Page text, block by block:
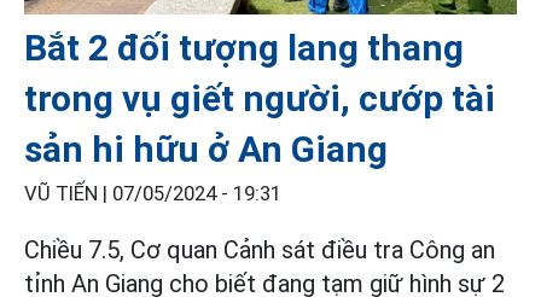
Bắt 2 đối tượng lang thang
trong vụ giết người, cướp tài
sản hi hữu ở An Giang
VŨ TIẾN | 07/05/2024 - 19:31
Chiều 7.5, Cơ quan Cảnh sát điều tra Công an
tỉnh An Giang cho biết đang tạm giữ hình sự 2